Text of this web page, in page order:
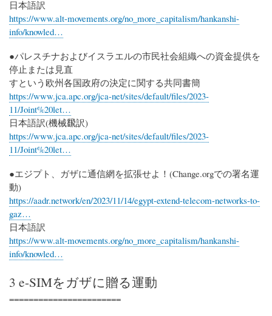
日本語訳
https://www.alt-movements.org/no_more_capitalism/hankanshi-
info/knowled…
●パレスチナおよびイスラエルの市民社会組織への資金提供を
停止または見直
すという欧州各国政府の決定に関する共同書簡
https://www.jca.apc.org/jca-net/sites/default/files/2023-
11/Joint%20let…
日本語訳(機械飜訳)
https://www.jca.apc.org/jca-net/sites/default/files/2023-
11/Joint%20let…
●エジプト、ガザに通信網を拡張せよ！(Change.orgでの署名運
動)
https://aadr.network/en/2023/11/14/egypt-extend-telecom-networks-to-
gaz…
日本語訳
https://www.alt-movements.org/no_more_capitalism/hankanshi-
info/knowled…
3 e-SIMをガザに贈る運動
=======================